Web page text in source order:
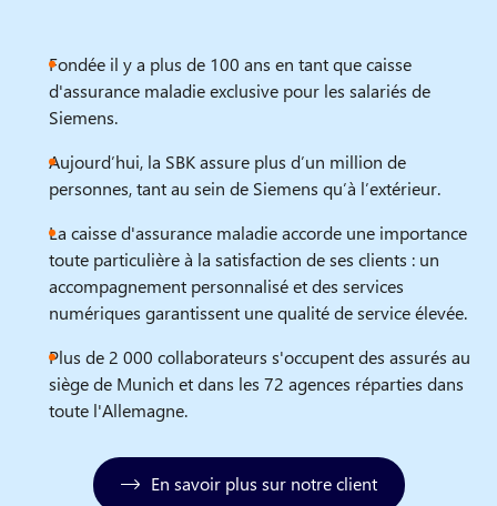
Fondée il y a plus de 100 ans en tant que caisse
d'assurance maladie exclusive pour les salariés de
Siemens.
Aujourd’hui, la SBK assure plus d’un million de
personnes, tant au sein de Siemens qu’à l’extérieur.
La caisse d'assurance maladie accorde une importance
toute particulière à la satisfaction de ses clients : un
accompagnement personnalisé et des services
numériques garantissent une qualité de service élevée.
Plus de 2 000 collaborateurs s'occupent des assurés au
siège de Munich et dans les 72 agences réparties dans
toute l'Allemagne.
En savoir plus sur notre client